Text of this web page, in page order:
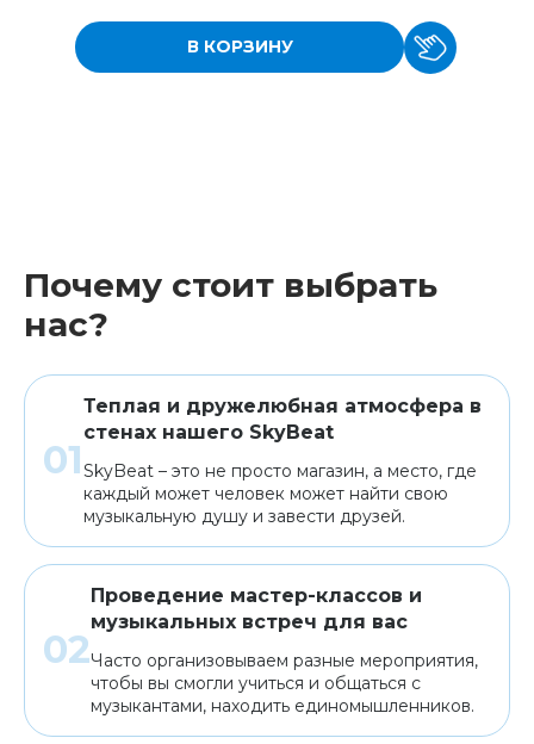
В КОРЗИНУ
Почему стоит выбрать
нас?
Теплая и дружелюбная атмосфера в
стенах нашего SkyBeat
SkyBeat – это не просто магазин, а место, где
каждый может человек может найти свою
музыкальную душу и завести друзей.
Проведение мастер-классов и
музыкальных встреч для вас
Часто организовываем разные мероприятия,
чтобы вы смогли учиться и общаться с
музыкантами, находить единомышленников.